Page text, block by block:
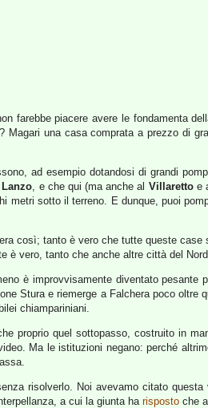
farebbe piacere avere le fondamenta
Magari una casa comprata a prezzo di
ad esempio dotandosi di grandi
Lanzo, e che qui (ma anche al Villarettoe
metri sotto il terreno. E dunque, puoi
così; tanto è vero che tutte queste
è vero, tanto che anche altre città del
è improvvisamente diventato pesante
Stura e riemerge a Falchera poco oltre
chiampariniani.
proprio quel sottopasso, costruito in
Ma le istituzioni negano: perché
risolverlo. Noi avevamo citato
a cui la giunta ha risposto che